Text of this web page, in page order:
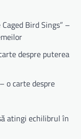
Bird Sings” –
despre puterea
o carte despre
atingi echilibrul în